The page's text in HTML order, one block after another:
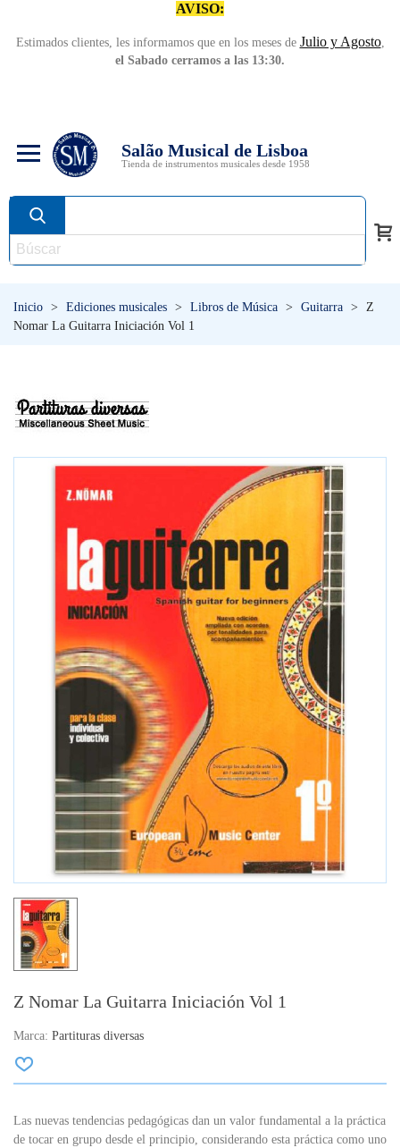
AVISO:
Estimados clientes, les informamos que en los meses de Julio y Agosto,
el Sabado cerramos a las 13:30.
Salão Musical de Lisboa
Tienda de instrumentos musicales desde 1958
Inicio > Ediciones musicales > Libros de Música > Guitarra >
Z
Nomar La Guitarra Iniciación Vol 1
Z Nomar La Guitarra Iniciación Vol 1
Marca: Partituras diversas
Las nuevas tendencias pedagógicas dan un valor fundamental a la práctica
de tocar en grupo desde el principio, considerando esta práctica como uno